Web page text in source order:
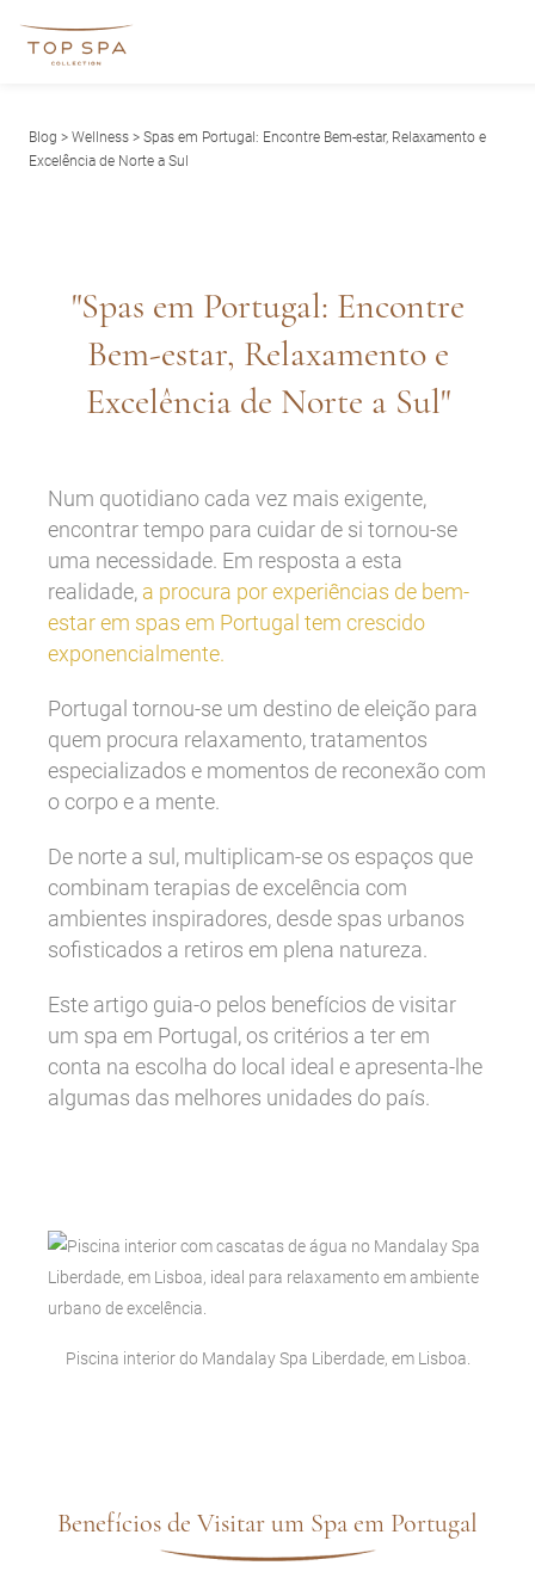
Blog > Wellness > Spas em Portugal: Encontre Bem-estar, Relaxamento e
Excelência de Norte a Sul
"Spas em Portugal: Encontre
Bem-estar, Relaxamento e
Excelência de Norte a Sul"
Num quotidiano cada vez mais exigente,
encontrar tempo para cuidar de si tornou-se
uma necessidade. Em resposta a esta
realidade, a procura por experiências de bem-
estar em spas em Portugal tem crescido
exponencialmente.
Portugal tornou-se um destino de eleição para
quem procura relaxamento, tratamentos
especializados e momentos de reconexão com
o corpo e a mente.
De norte a sul, multiplicam-se os espaços que
combinam terapias de excelência com
ambientes inspiradores, desde spas urbanos
sofisticados a retiros em plena natureza.
Este artigo guia-o pelos benefícios de visitar
um spa em Portugal, os critérios a ter em
conta na escolha do local ideal e apresenta-lhe
algumas das melhores unidades do país.
Piscina interior do Mandalay Spa Liberdade, em Lisboa.
Benefícios de Visitar um Spa em Portugal